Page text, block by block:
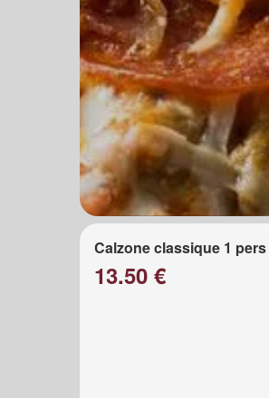
Calzone classique 1 pers
13.50 €